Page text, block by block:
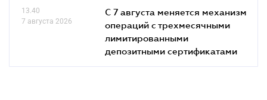
13.40
7 августа 2026
С 7 августа меняется механизм
операций с трехмесячными
лимитированными
депозитными сертификатами